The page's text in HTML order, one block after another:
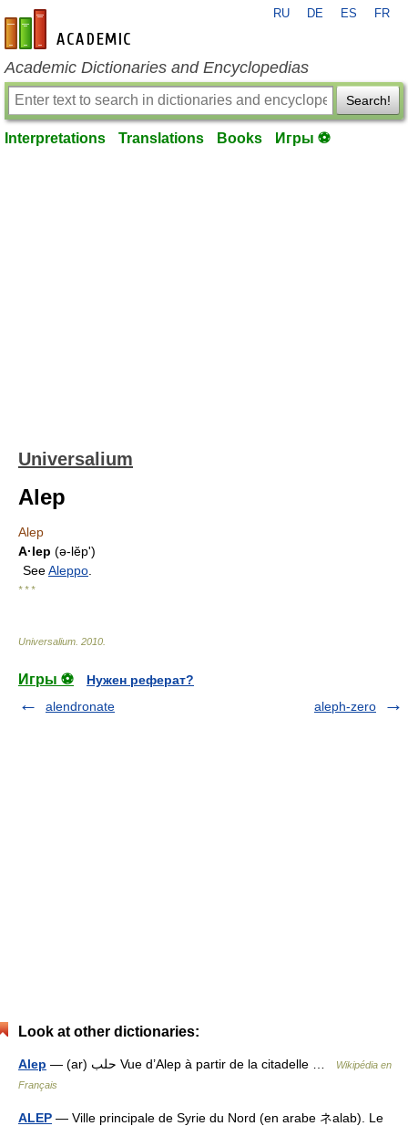
en-academic.com
RU DE ES FR
Academic Dictionaries and Encyclopedias
Search!
Interpretations Translations Books Игры ⚽
Universalium
Alep
Alep
A·lep (ə-lĕpʹ)
SeeAleppo
* * *
Universalium 2010
Игры ⚽
Нужен реферат?
alendronate
aleph-zero
Look at other dictionaries:
Alep — (ar) حلب Vue d’Alep à partir de la citadelle …
Wikipédia en
Français
ALEP — Ville principale de Syrie du Nord (en arabe ネalab). Le